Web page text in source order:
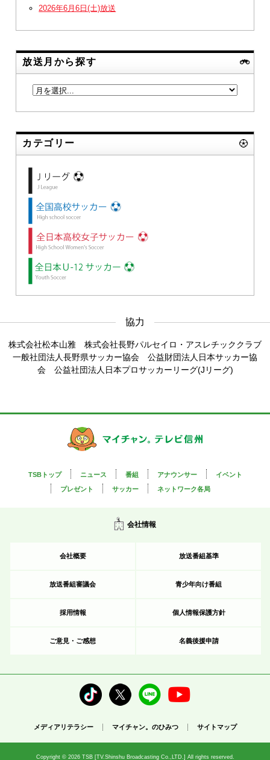
2026年6月6日(土)放送
放送月から探す
カテゴリー
協力
株式会社松本山雅 株式会社長野パルセイロ・アスレチッククラブ
一般社団法人長野県サッカー協会 公益財団法人日本サッカー協
会 公益社団法人日本プロサッカーリーグ(Jリーグ)
TSBトップ ニュース 番組 アナウンサー
イベント
プレゼント
サッカー ネットワーク各局
会社情報
会社概要 放送番組基準
放送番組審議会 青少年向け番組
採用情報 個人情報保護方針
ご意見・ご感想 名義後援申請
メディアリテラシー マイチャン。のひみつ サイトマップ
Copyright © 2026 TSB [TV.Shinshu Broadcasting Co.,LTD.] All rights reserved.